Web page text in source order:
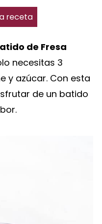
receta
de Fresa
necesitas 3
y azúcar. Con esta
de un batido